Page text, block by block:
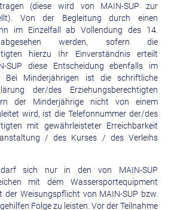
(diese wird von MAIN-SUP zur
Von der Begleitung durch einen
im Einzelfall ab Vollendung des 14.
abgesehen werden, sofern die
hierzu Ihr Einverständnis erteilt
SUP diese Entscheidung ebenfalls im
Bei Minderjährigen ist die schriftliche
der/des Erziehungsberechtigten
der Minderjährige nicht von einem
wird, ist die Telefonnummer der/des
mit gewährleisteter Erreichbarkeit
/ des Kurses / des Verleihs
darf sich nur in den von MAIN-SUP
mit dem Wassersportequipment
Weisungspflicht von MAIN-SUP bzw.
Folge zu leisten. Vor der Teilnahme